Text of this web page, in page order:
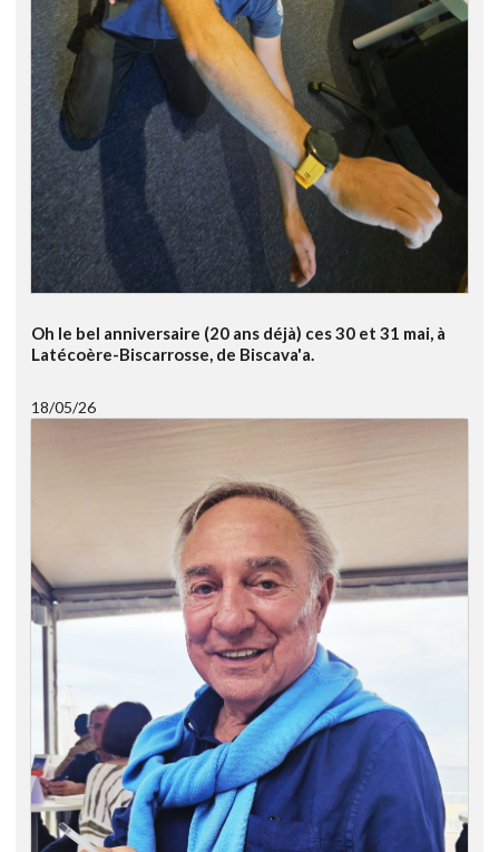
Oh le bel anniversaire (20 ans déjà) ces 30 et 31 mai, à
Latécoère-Biscarrosse, de Biscava'a.
18/05/26